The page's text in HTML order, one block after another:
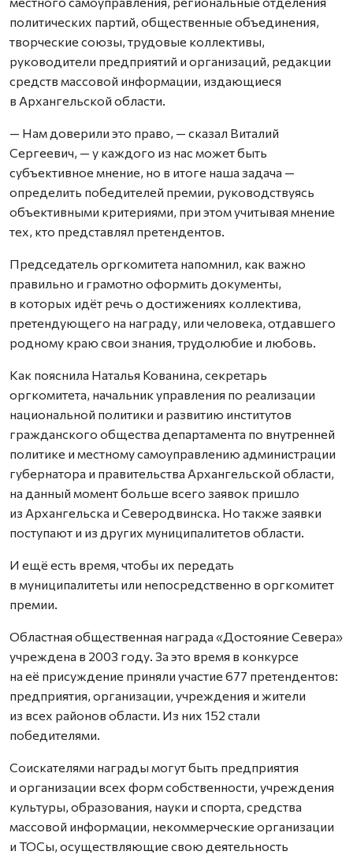
политических партий, общественные объединения,
творческие союзы, трудовые коллективы,
руководители предприятий и организаций, редакции
средств массовой информации, издающиеся
в Архангельской области.
— Нам доверили это право, — сказал Виталий
Сергеевич, — у каждого из нас может быть
субъективное мнение, но в итоге наша задача —
определить победителей премии, руководствуясь
объективными критериями, при этом учитывая мнение
тех, кто представлял претендентов.
Председатель оргкомитета напомнил, как важно
правильно и грамотно оформить документы,
в которых идёт речь о достижениях коллектива,
претендующего на награду, или человека, отдавшего
родному краю свои знания, трудолюбие и любовь.
Как пояснила Наталья Кованина, секретарь
оргкомитета, начальник управления по реализации
национальной политики и развитию институтов
гражданского общества департамента по внутренней
политике и местному самоуправлению администрации
губернатора и правительства Архангельской области,
на данный момент больше всего заявок пришло
из Архангельска и Северодвинска. Но также заявки
поступают и из других муниципалитетов области.
И ещё есть время, чтобы их передать
в муниципалитеты или непосредственно в оргкомитет
премии.
Областная общественная награда «Достояние Севера»
учреждена в 2003 году. За это время в конкурсе
на её присуждение приняли участие 677 претендентов:
предприятия, организации, учреждения и жители
из всех районов области. Из них 152 стали
победителями.
Соискателями награды могут быть предприятия
и организации всех форм собственности, учреждения
культуры, образования, науки и спорта, средства
массовой информации, некоммерческие организации
и ТОСы, осуществляющие свою деятельность